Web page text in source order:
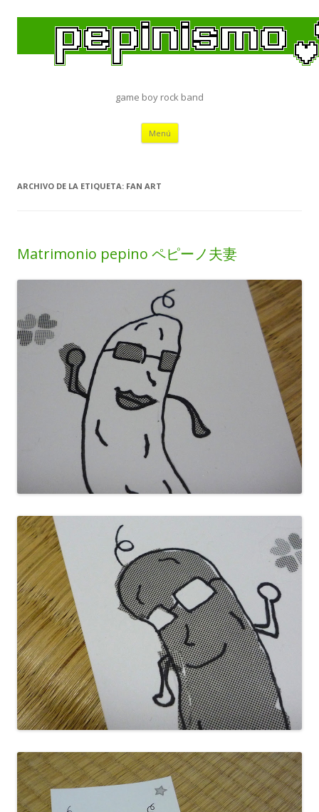
game boy rock band
Menú Saltar
contenido
ARCHIVO DE LA ETIQUETA: FAN ART
Matrimonio pepino ペピーノ夫妻